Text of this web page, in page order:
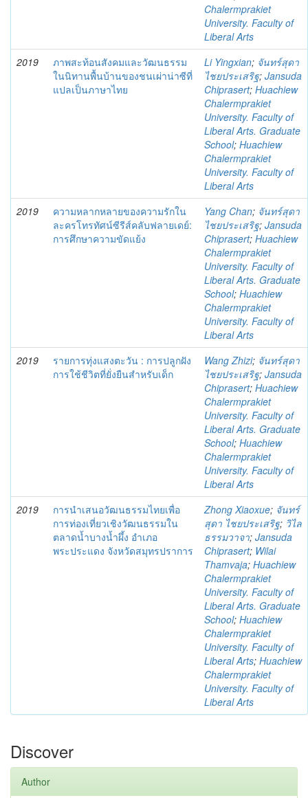
Chalermprakiet
University. Faculty of
Liberal Arts
2019
ภาพสะท้อนสังคมและวัฒนธรรม
ในนิทานพื้นบ้านของชนเผ่าน่าซีที่
แปลเป็นภาษาไทย
Li Yingxian; จันทร์สุดา
ไชยประเสริฐ; Jansuda
Chiprasert; Huachiew
Chalermprakiet
University. Faculty of
Liberal Arts. Graduate
School; Huachiew
Chalermprakiet
University. Faculty of
Liberal Arts
2019
ความหลากหลายของความรักใน
ละครโทรทัศน์ซีรีส์คลับฟลายเดย์:
การศึกษาความขัดแย้ง
Yang Chan; จันทร์สุดา
ไชยประเสริฐ; Jansuda
Chiprasert; Huachiew
Chalermprakiet
University. Faculty of
Liberal Arts. Graduate
School; Huachiew
Chalermprakiet
University. Faculty of
Liberal Arts
2019
รายการทุ่งแสงตะวัน : การปลูกฝัง
การใช้ชีวิตที่ยั่งยืนสำหรับเด็ก
Wang Zhizi; จันทร์สุดา
ไชยประเสริฐ; Jansuda
Chiprasert; Huachiew
Chalermprakiet
University. Faculty of
Liberal Arts. Graduate
School; Huachiew
Chalermprakiet
University. Faculty of
Liberal Arts
2019
การนำเสนอวัฒนธรรมไทยเพื่อ
การท่องเที่ยวเชิงวัฒนธรรมใน
ตลาดน้ำบางน้ำผึ้ง อำเภอ
พระประแดง จังหวัดสมุทรปราการ
Zhong Xiaoxue; จันทร์
สุดา ไชยประเสริฐ; วิไล
ธรรมวาจา; Jansuda
Chiprasert; Wilai
Thamvaja; Huachiew
Chalermprakiet
University. Faculty of
Liberal Arts. Graduate
School; Huachiew
Chalermprakiet
University. Faculty of
Liberal Arts; Huachiew
Chalermprakiet
University. Faculty of
Liberal Arts
Discover
Author